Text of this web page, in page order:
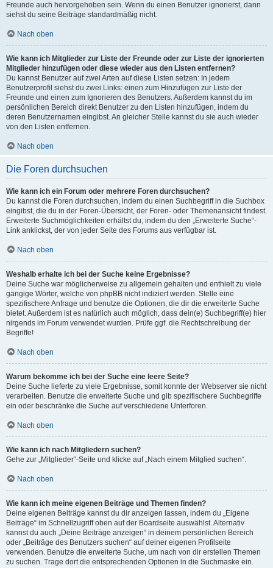
Freunde auch hervorgehoben sein. Wenn du einen Benutzer ignorierst, dann
siehst du seine Beiträge standardmäßig nicht.
Nach oben
Wie kann ich Mitglieder zur Liste der Freunde oder zur Liste der ignorierten
Mitglieder hinzufügen oder diese wieder aus den Listen entfernen?
Du kannst Benutzer auf zwei Arten auf diese Listen setzen: In jedem
Benutzerprofil siehst du zwei Links: einen zum Hinzufügen zur Liste der
Freunde und einen zum Ignorieren des Benutzers. Außerdem kannst du im
persönlichen Bereich direkt Benutzer zu den Listen hinzufügen, indem du
deren Benutzernamen eingibst. An gleicher Stelle kannst du sie auch wieder
von den Listen entfernen.
Nach oben
Die Foren durchsuchen
Wie kann ich ein Forum oder mehrere Foren durchsuchen?
Du kannst die Foren durchsuchen, indem du einen Suchbegriff in die Suchbox
eingibst, die du in der Foren-Übersicht, der Foren- oder Themenansicht findest.
Erweiterte Suchmöglichkeiten erhältst du, indem du den „Erweiterte Suche“-
Link anklickst, der von jeder Seite des Forums aus verfügbar ist.
Nach oben
Weshalb erhalte ich bei der Suche keine Ergebnisse?
Deine Suche war möglicherweise zu allgemein gehalten und enthielt zu viele
gängige Wörter, welche von phpBB nicht indiziert werden. Stelle eine
spezifischere Anfrage und benutze die Optionen, die dir die erweiterte Suche
bietet. Außerdem ist es natürlich auch möglich, dass dein(e) Suchbegriff(e) hier
nirgends im Forum verwendet wurden. Prüfe ggf. die Rechtschreibung der
Begriffe!
Nach oben
Warum bekomme ich bei der Suche eine leere Seite?
Deine Suche lieferte zu viele Ergebnisse, somit konnte der Webserver sie nicht
verarbeiten. Benutze die erweiterte Suche und gib spezifischere Suchbegriffe
ein oder beschränke die Suche auf verschiedene Unterforen.
Nach oben
Wie kann ich nach Mitgliedern suchen?
Gehe zur „Mitglieder“-Seite und klicke auf „Nach einem Mitglied suchen“.
Nach oben
Wie kann ich meine eigenen Beiträge und Themen finden?
Deine eigenen Beiträge kannst du dir anzeigen lassen, indem du „Eigene
Beiträge“ im Schnellzugriff oben auf der Boardseite auswählst. Alternativ
kannst du auch „Deine Beiträge anzeigen“ in deinem persönlichen Bereich
oder „Beiträge des Benutzers suchen“ auf deiner eigenen Profilseite
verwenden. Benutze die erweiterte Suche, um nach von dir erstellen Themen
zu suchen. Trage dort die entsprechenden Optionen in die Suchmaske ein.